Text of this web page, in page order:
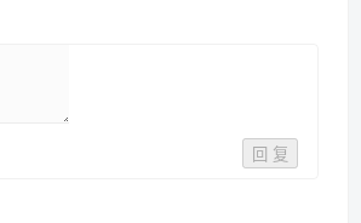
回 复